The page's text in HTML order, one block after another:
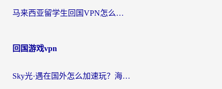
马来西亚留学生回国VPN怎么选？3个避坑点+1款实测好用的加速器推荐
回国游戏vpn
Sky光·遇在国外怎么加速玩？海外党亲测有效的国服游戏加速指南